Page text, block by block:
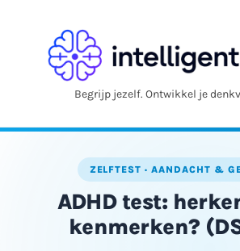
Begrijp jezelf. Ontwikkel je
ZELFTEST · AANDACHT &
ADHD test:
kenmerken?